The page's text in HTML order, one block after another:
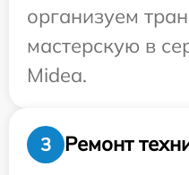
организуем
мастерскую в
Midea.
3 Ремонт